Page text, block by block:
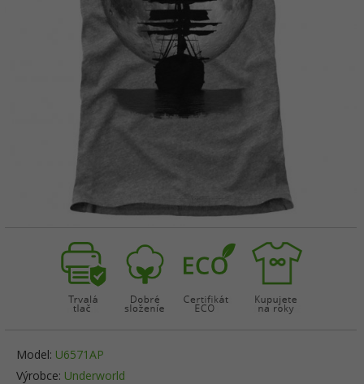
Model: U6571AP
Výrobce: Underworld